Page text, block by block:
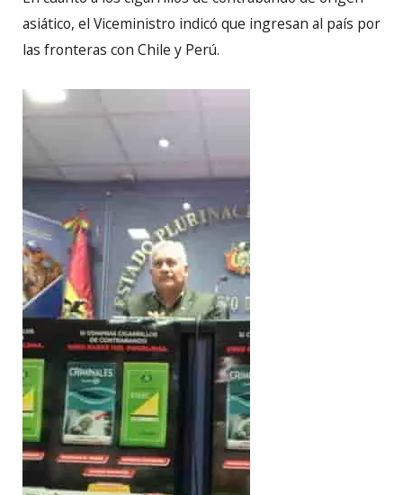
asiático, el Viceministro indicó que ingresan al país por
las fronteras con Chile y Perú.